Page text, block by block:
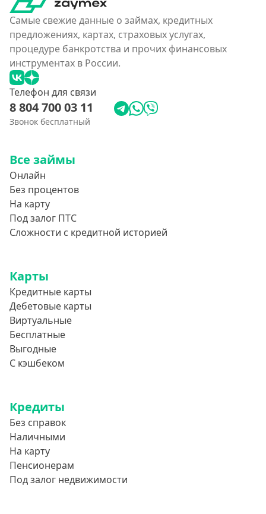
Самые свежие данные о займах, кредитных
предложениях, картах, страховых услугах,
процедуре банкротства и прочих финансовых
инструментах в России.
Телефон для связи
8 804 700 03 11
Звонок бесплатный
Все займы
Онлайн
Без процентов
На карту
Под залог ПТС
Сложности с кредитной историей
Карты
Кредитные карты
Дебетовые карты
Виртуальные
Бесплатные
Выгодные
С кэшбеком
Кредиты
Без справок
Наличными
На карту
Пенсионерам
Под залог недвижимости